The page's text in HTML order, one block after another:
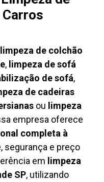
limpeza de colchão
, limpeza de sofá
de sofá,
de cadeiras
ou limpeza
empresa oferece
completa à
segurança e preço
em limpeza
SP, utilizando